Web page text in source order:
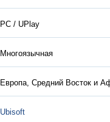
PC / UPlay
Многоязычная
Европа, Средний Восток и
Ubisoft